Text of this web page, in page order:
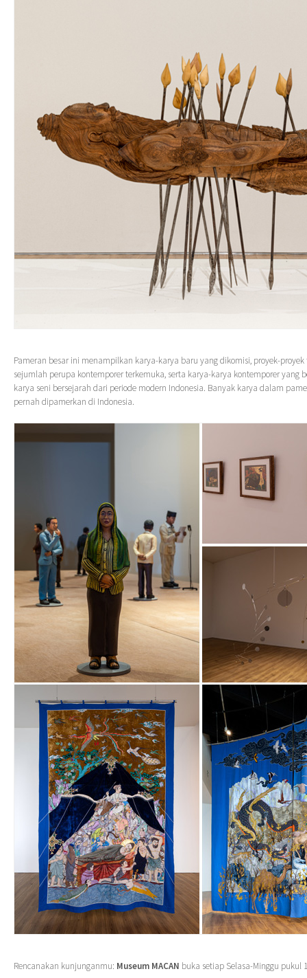
Pameran besar ini menampilkan karya-karya baru yang dikomisi, proyek-
sejumlah perupa kontemporer terkemuka, serta karya-karya kontemporer yang
karya seni bersejarah dari periode modern Indonesia. Banyak karya dalam
pernah dipamerkan di Indonesia.
Rencanakan kunjunganmu: Museum MACAN buka setiap Selasa-Minggu pukul